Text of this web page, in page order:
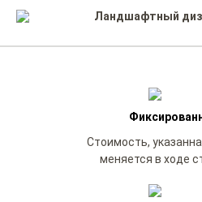
Ландшафтный
Стоимость,
меняется в ходе